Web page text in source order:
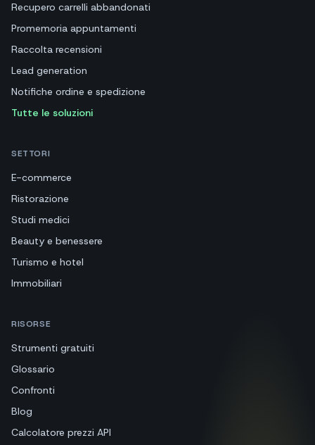
Recupero carrelli abbandonati
Promemoria appuntamenti
Raccolta recensioni
Lead generation
Notifiche ordine e spedizione
Tutte le soluzioni
SETTORI
E-commerce
Ristorazione
Studi medici
Beauty e benessere
Turismo e hotel
Immobiliari
RISORSE
Strumenti gratuiti
Glossario
Confronti
Blog
Calcolatore prezzi API